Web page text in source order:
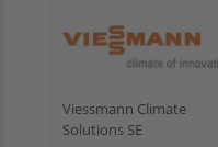
Viessmann Climate
Solutions SE